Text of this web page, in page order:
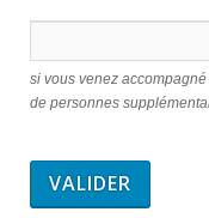
si vous venez
de personnes